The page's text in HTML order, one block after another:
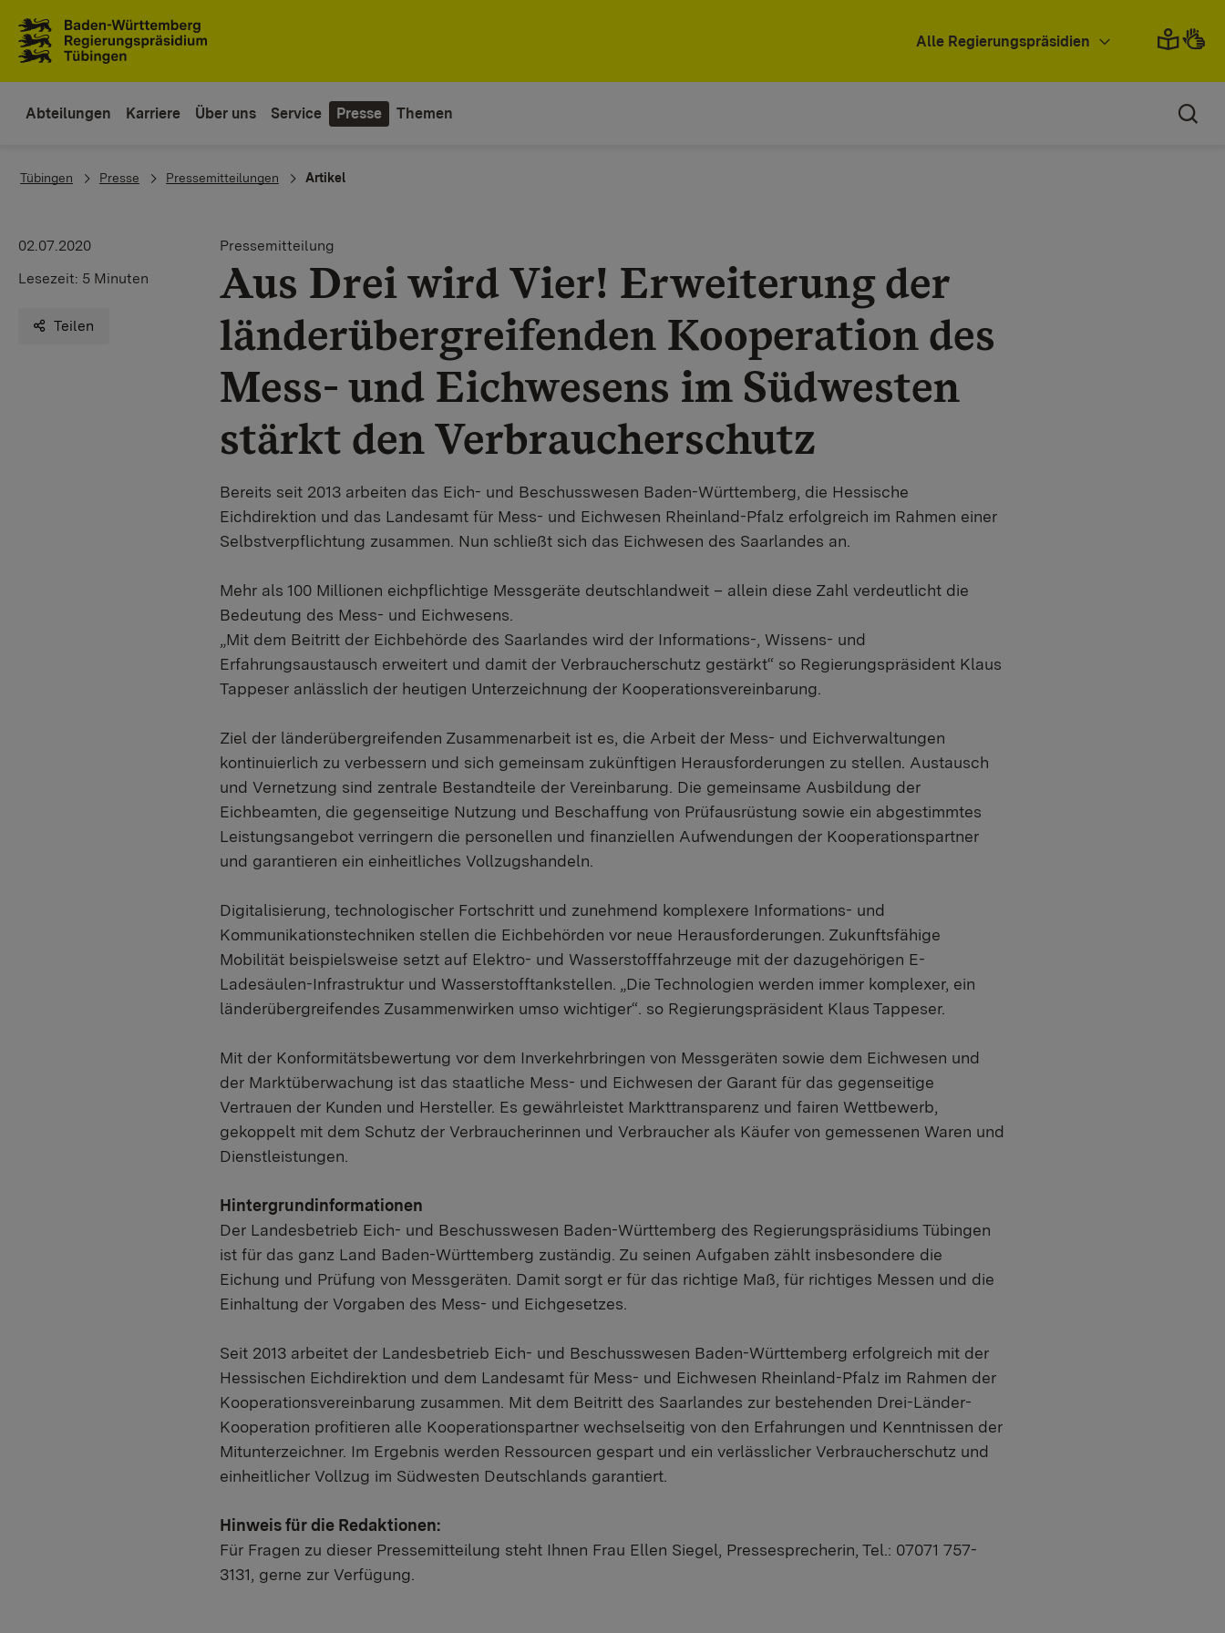
Alle Regierungspräsidien
Abteilungen Karriere Über uns Service Presse Themen
You are here:
Tübingen Presse Pressemitteilungen Artikel
02.07.2020
Lesezeit: 5 Minuten
Teilen
Pressemitteilung
Aus Drei wird Vier! Erweiterung der
länderübergreifenden Kooperation des
Mess- und Eichwesens im Südwesten
stärkt den Verbraucherschutz
​Bereits seit 2013 arbeiten das Eich- und Beschusswesen Baden-Württemberg, die Hessische
Eichdirektion und das Landesamt für Mess- und Eichwesen Rheinland-Pfalz erfolgreich im Rahmen einer
Selbstverpflichtung zusammen. Nun schließt sich das Eichwesen des Saarlandes an.
Mehr als 100 Millionen eichpflichtige Messgeräte deutschlandweit – allein diese Zahl verdeutlicht die
Bedeutung des Mess- und Eichwesens.
„Mit dem Beitritt der Eichbehörde des Saarlandes wird der Informations-, Wissens- und
Erfahrungsaustausch erweitert und damit der Verbraucherschutz gestärkt“ so Regierungspräsident Klaus
Tappeser anlässlich der heutigen Unterzeichnung der Kooperationsvereinbarung.
Ziel der länderübergreifenden Zusammenarbeit ist es, die Arbeit der Mess- und Eichverwaltungen
kontinuierlich zu verbessern und sich gemeinsam zukünftigen Herausforderungen zu stellen. Austausch
und Vernetzung sind zentrale Bestandteile der Vereinbarung. Die gemeinsame Ausbildung der
Eichbeamten, die gegenseitige Nutzung und Beschaffung von Prüfausrüstung sowie ein abgestimmtes
Leistungsangebot verringern die personellen und finanziellen Aufwendungen der Kooperationspartner
und garantieren ein einheitliches Vollzugshandeln.
Digitalisierung, technologischer Fortschritt und zunehmend komplexere Informations- und
Kommunikationstechniken stellen die Eichbehörden vor neue Herausforderungen. Zukunftsfähige
Mobilität beispielsweise setzt auf Elektro- und Wasserstofffahrzeuge mit der dazugehörigen E-
Ladesäulen-Infrastruktur und Wasserstofftankstellen. „Die Technologien werden immer komplexer, ein
länderübergreifendes Zusammenwirken umso wichtiger“. so Regierungspräsident Klaus Tappeser.
Mit der Konformitätsbewertung vor dem Inverkehrbringen von Messgeräten sowie dem Eichwesen und
der Marktüberwachung ist das staatliche Mess- und Eichwesen der Garant für das gegenseitige
Vertrauen der Kunden und Hersteller. Es gewährleistet Markttransparenz und fairen Wettbewerb,
gekoppelt mit dem Schutz der Verbraucherinnen und Verbraucher als Käufer von gemessenen Waren und
Dienstleistungen.
Hintergrundinformationen
Der Landesbetrieb Eich- und Beschusswesen Baden-Württemberg des Regierungspräsidiums Tübingen
ist für das ganz Land Baden-Württemberg zuständig. Zu seinen Aufgaben zählt insbesondere die
Eichung und Prüfung von Messgeräten. Damit sorgt er für das richtige Maß, für richtiges Messen und die
Einhaltung der Vorgaben des Mess- und Eichgesetzes.
Seit 2013 arbeitet der Landesbetrieb Eich- und Beschusswesen Baden-Württemberg erfolgreich mit der
Hessischen Eichdirektion und dem Landesamt für Mess- und Eichwesen Rheinland-Pfalz im Rahmen der
Kooperationsvereinbarung zusammen. Mit dem Beitritt des Saarlandes zur bestehenden Drei-Länder-
Kooperation profitieren alle Kooperationspartner wechselseitig von den Erfahrungen und Kenntnissen der
Mitunterzeichner. Im Ergebnis werden Ressourcen gespart und ein verlässlicher Verbraucherschutz und
einheitlicher Vollzug im Südwesten Deutschlands garantiert.
Hinweis für die Redaktionen:
Für Fragen zu dieser Pressemitteilung steht Ihnen Frau Ellen Siegel, Pressesprecherin, Tel.: 07071 757-
3131, gerne zur Verfügung.